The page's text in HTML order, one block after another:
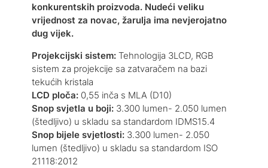
konkurentskih proizvoda. Nudeći veliku
vrijednost za novac, žarulja ima nevjerojatno
dug vijek.
Projekcijski sistem:Tehnologija 3LCD, RGB
sistem za projekcije sa zatvaračem na bazi
tekućih kristala
LCD ploča:0,55 inča s MLA (D10)
Snop svjetla u boji:3.300 lumen- 2.050 lumen
(štedljivo) u skladu sa standardom IDMS15.4
Snop bijele svjetlosti:3.300 lumen- 2.050
lumen (štedljivo) u skladu sa standardom ISO
21118:2012